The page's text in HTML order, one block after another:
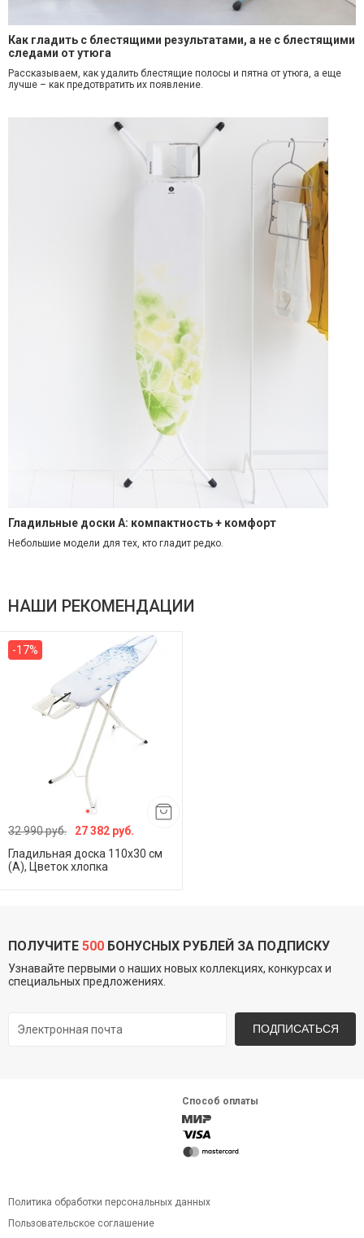
Как гладить с блестящими результатами, а не с блестящими
следами от утюга
Рассказываем, как удалить блестящие полосы и пятна от утюга, а еще
лучше – как предотвратить их появление.
Гладильные доски A: компактность + комфорт
Небольшие модели для тех, кто гладит редко.
НАШИ РЕКОМЕНДАЦИИ
-17%
32 990 руб.
27 382 руб.
Гладильная доска 110х30 см
(A), Цветок хлопка
ПОЛУЧИТЕ 500 БОНУСНЫХ РУБЛЕЙ ЗА ПОДПИСКУ
Узнавайте первыми о наших новых коллекциях, конкурсах и
специальных предложениях.
ПОДПИСАТЬСЯ
Способ оплаты
Политика обработки персональных данных
Пользовательское соглашение